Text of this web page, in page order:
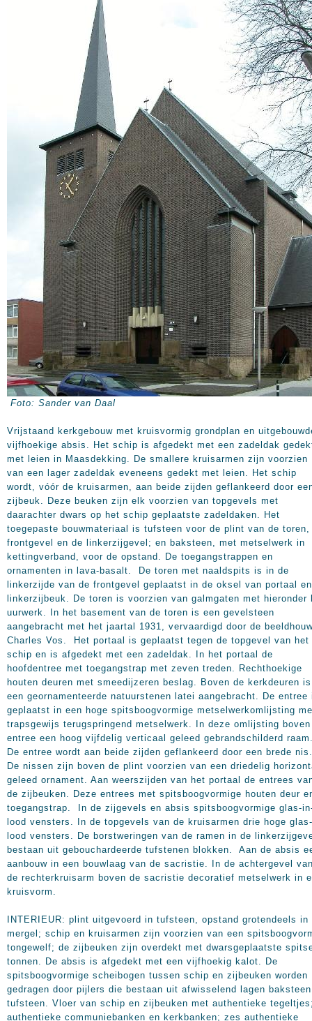
Foto: Sander van Daal
Vrijstaand kerkgebouw met kruisvormig grondplan en
vijfhoekige absis. Het schip is afgedekt met een zadeldak
met leien in Maasdekking. De smallere kruisarmen zijn voorzien
van een lager zadeldak eveneens gedekt met leien. Het schip
wordt, vóór de kruisarmen, aan beide zijden geflankeerd door
zijbeuk. Deze beuken zijn elk voorzien van topgevels met
daarachter dwars op het schip geplaatste zadeldaken. Het
toegepaste bouwmateriaal is tufsteen voor de plint van de toren,
frontgevel en de linkerzijgevel; en baksteen, met metselwerk in
kettingverband, voor de opstand. De toegangstrappen en
ornamenten in lava-basalt. De toren met naaldspits is in de
linkerzijde van de frontgevel geplaatst in de oksel van portaal en
linkerzijbeuk. De toren is voorzien van galmgaten met hieronder
uurwerk. In het basement van de toren is een gevelsteen
aangebracht met het jaartal 1931, vervaardigd door de
Charles Vos. Het portaal is geplaatst tegen de topgevel van het
schip en is afgedekt met een zadeldak. In het portaal de
hoofdentree met toegangstrap met zeven treden. Rechthoekige
houten deuren met smeedijzeren beslag. Boven de kerkdeuren is
een geornamenteerde natuurstenen latei aangebracht. De entree
geplaatst in een hoge spitsboogvormige metselwerkomlijsting
trapsgewijs terugspringend metselwerk. In deze omlijsting
entree een hoog vijfdelig verticaal geleed gebrandschilderd
De entree wordt aan beide zijden geflankeerd door een brede nis.
De nissen zijn boven de plint voorzien van een driedelig
geleed ornament. Aan weerszijden van het portaal de entrees
de zijbeuken. Deze entrees met spitsboogvormige houten deur
toegangstrap. In de zijgevels en absis spitsboogvormige glas-
lood vensters. In de topgevels van de kruisarmen drie hoge
lood vensters. De borstweringen van de ramen in de
bestaan uit gebouchardeerde tufstenen blokken. Aan de absis
aanbouw in een bouwlaag van de sacristie. In de achtergevel
de rechterkruisarm boven de sacristie decoratief metselwerk in
kruisvorm.
INTERIEUR: plint uitgevoerd in tufsteen, opstand grotendeels in
mergel; schip en kruisarmen zijn voorzien van een
tongewelf; de zijbeuken zijn overdekt met dwarsgeplaatste
tonnen. De absis is afgedekt met een vijfhoekig kalot. De
spitsboogvormige scheibogen tussen schip en zijbeuken worden
gedragen door pijlers die bestaan uit afwisselend lagen
tufsteen. Vloer van schip en zijbeuken met authentieke
authentieke communiebanken en kerkbanken; zes authentieke